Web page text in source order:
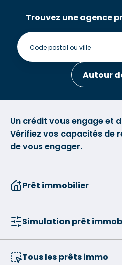
Trouvez une agence
Autour
Un crédit vous engage et
Vérifiez vos capacités de
de vous engager.
Prêt immobilier
Simulation prêt
Tous les prêts immo